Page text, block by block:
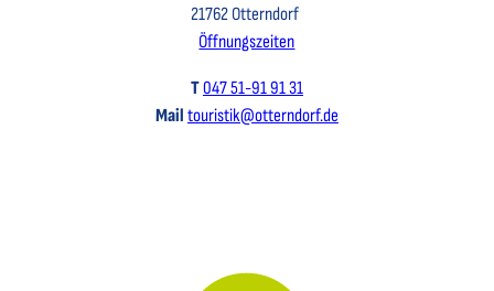
21762 Otterndorf
Öffnungszeiten
T047 51-91 91 31
Mail touristik@otterndorf.de